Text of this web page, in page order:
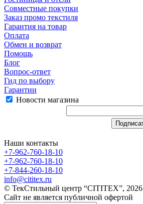
Совместные покупки
Заказ промо текстиля
Гарантия на товар
Оплата
Обмен и возврат
Помощь
Блог
Вопрос-ответ
Гид по выбору
Гарантии
Новости магазина
Наши контакты
+7-962-760-18-10
+7-962-760-18-10
+7-844-260-18-10
info@cititex.ru
© ТекСтильный центр “CITITEX”, 2026
Сайт не является публичной офертой